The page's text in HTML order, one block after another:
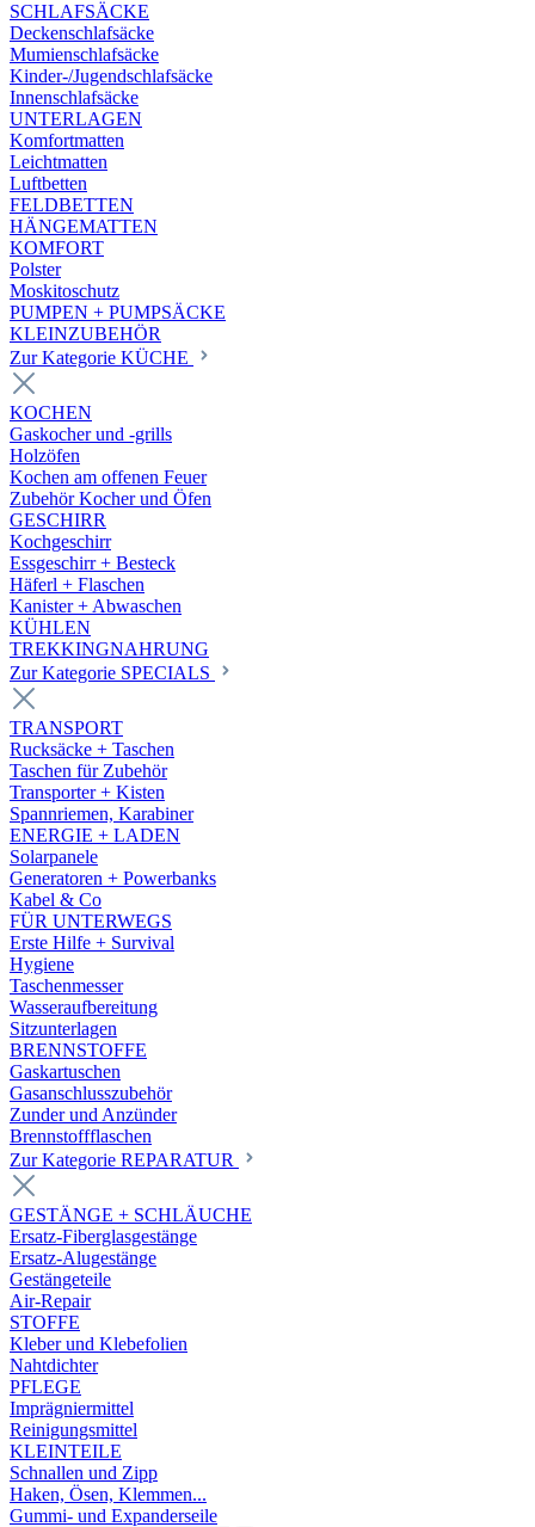
SCHLAFSÄCKE
Deckenschlafsäcke
Mumienschlafsäcke
Kinder-/Jugendschlafsäcke
Innenschlafsäcke
UNTERLAGEN
Komfortmatten
Leichtmatten
Luftbetten
FELDBETTEN
HÄNGEMATTEN
KOMFORT
Polster
Moskitoschutz
PUMPEN + PUMPSÄCKE
KLEINZUBEHÖR
Zur Kategorie KÜCHE
KOCHEN
Gaskocher und -grills
Holzöfen
Kochen am offenen Feuer
Zubehör Kocher und Öfen
GESCHIRR
Kochgeschirr
Essgeschirr + Besteck
Häferl + Flaschen
Kanister + Abwaschen
KÜHLEN
TREKKINGNAHRUNG
Zur Kategorie SPECIALS
TRANSPORT
Rucksäcke + Taschen
Taschen für Zubehör
Transporter + Kisten
Spannriemen, Karabiner
ENERGIE + LADEN
Solarpanele
Generatoren + Powerbanks
Kabel & Co
FÜR UNTERWEGS
Erste Hilfe + Survival
Hygiene
Taschenmesser
Wasseraufbereitung
Sitzunterlagen
BRENNSTOFFE
Gaskartuschen
Gasanschlusszubehör
Zunder und Anzünder
Brennstoffflaschen
Zur Kategorie REPARATUR
GESTÄNGE + SCHLÄUCHE
Ersatz-Fiberglasgestänge
Ersatz-Alugestänge
Gestängeteile
Air-Repair
STOFFE
Kleber und Klebefolien
Nahtdichter
PFLEGE
Imprägniermittel
Reinigungsmittel
KLEINTEILE
Schnallen und Zipp
Haken, Ösen, Klemmen...
Gummi- und Expanderseile